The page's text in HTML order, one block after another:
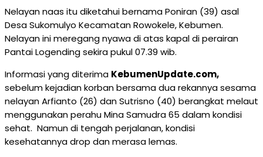
Nelayan naas itu diketahui bernama Poniran (39) asal
Desa Sukomulyo Kecamatan Rowokele, Kebumen.
Nelayan ini meregang nyawa di atas kapal di perairan
Pantai Logending sekira pukul 07.39 wib.
Informasi yang diterima KebumenUpdate.com,
sebelum kejadian korban bersama dua rekannya sesama
nelayan Arfianto (26) dan Sutrisno (40) berangkat melaut
menggunakan perahu Mina Samudra 65 dalam kondisi
sehat. Namun di tengah perjalanan, kondisi
kesehatannya drop dan merasa lemas.